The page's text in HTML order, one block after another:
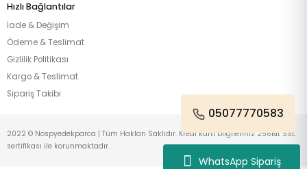
WhatsApp Sipariş
Hızlı Bağlantılar
İade & Değişim
Ödeme & Teslimat
Gizlilik Politikası
Kargo & Teslimat
Sipariş Takibi
05077770583
2022 © Nospyedekparca | Tüm Hakları Saklıdır. Kredi kartı bilgileriniz 256Bit SSL
sertifikası ile korunmaktadır.